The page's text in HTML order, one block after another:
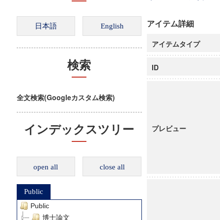
検索
全文検索(Googleカスタム検索)
インデックスツリー
open all close all
Public
Public
博士論文
アイテム詳細
アイテムタイプ
ID
プレビュー